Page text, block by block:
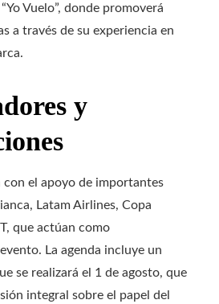
Vuelo”, donde promoverá
a través de su experiencia en
y
con el apoyo de importantes
Latam Airlines, Copa
que actúan como
La agenda incluye un
se realizará el 1 de agosto, que
integral sobre el papel del